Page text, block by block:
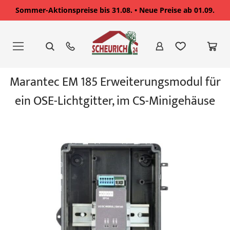
Sommer-Aktionspreise bis 31.08. • Neue Preise ab 01.09.
springen
Ende
Bildgalerie
Marantec EM 185 Erweiterungsmodul für
ein OSE-Lichtgitter, im CS-Minigehäuse